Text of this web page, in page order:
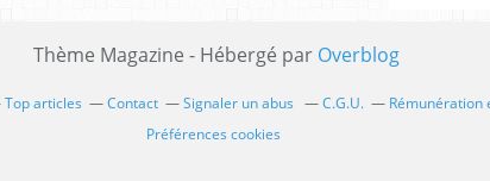
Thème Magazine - Hébergé par Overblog
Top articles Contact Signaler un abus C.G.U. Rémunération
Préférences cookies